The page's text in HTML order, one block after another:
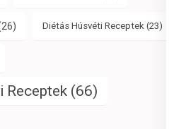
Diétás Húsvéti Receptek (23)
Receptek (66)